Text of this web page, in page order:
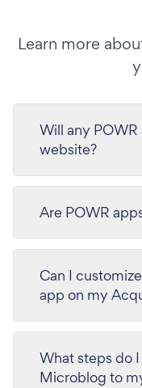
Learn more
Will any
website?
Are POWR
Can I
app on my
What steps do
Microblog to